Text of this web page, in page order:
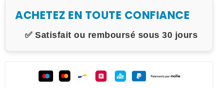
ACHETEZ EN TOUTE CONFIANCE
✅ Satisfait ou remboursé sous 30 jours